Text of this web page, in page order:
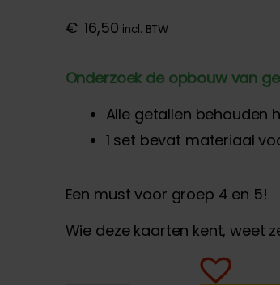
€ 16,50 incl. BTW
Onderzoek de opbouw van
Alle getallen behouden
1 set bevat materiaal
Een must voor groep 4 en 5!
Wie deze kaarten kent, weet